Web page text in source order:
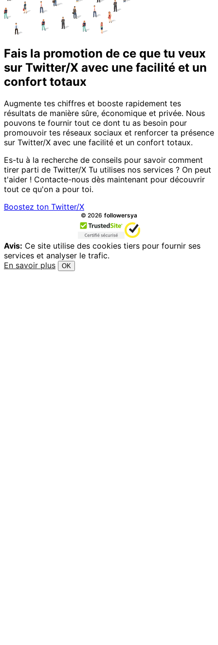
Fais la promotion de ce que tu veux
sur Twitter/X avec une facilité et un
confort totaux
Augmente tes chiffres et booste rapidement tes
résultats de manière sûre, économique et privée. Nous
pouvons te fournir tout ce dont tu as besoin pour
promouvoir tes réseaux sociaux et renforcer ta présence
sur Twitter/X avec une facilité et un confort totaux.
Es-tu à la recherche de conseils pour savoir comment
tirer parti de Twitter/X Tu utilises nos services ? On peut
t'aider ! Contacte-nous dès maintenant pour découvrir
tout ce qu'on a pour toi.
Boostez ton Twitter/X
Tous droits réservés.
© 2026 followersya
Avis: Ce site utilise des cookies tiers pour fournir ses
services et analyser le trafic.
En savoir plus
OK